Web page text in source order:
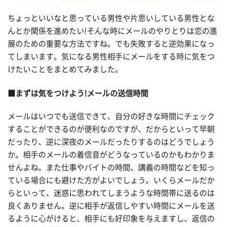
ちょっといいなと思っている男性や片思いしている男性とな
んとか関係を進めたい!そんな時にメールのやりとりは恋の進
展のための重要な方法ですね。でも失敗すると逆効果になっ
てしまいます。気になる男性相手にメールをする時に気をつ
けたいことをまとめてみました。
■まずは気をつけよう!メールの送信時間
メールはいつでも送信できて、自分の好きな時間にチェック
することができるのが便利なのですが、だからといって早朝
だったり、逆に深夜のメールだったりするのはどうでしょう
か。相手のメールの着信音がどうなっているのかもわかりま
せんよね。また仕事やバイトの時間、講義の時間などを知っ
ている場合にも避けた方がよいでしょう。いくらメールだか
らといって、迷惑に思われてしまうような時間帯に送るのは
良くありません。逆に相手が返信しやすい時間にメールを送
るように心がけると、相手にも好印象を与えますし、返信の